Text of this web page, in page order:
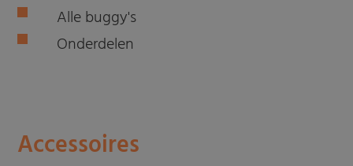
Alle buggy's
Onderdelen
Accessoires